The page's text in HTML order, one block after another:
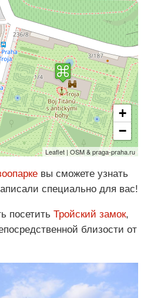
+
−
Leaflet | OSM & praga-praha.ru
вы сможете узнать
специально для вас!
посетить Тройский замок,
близости от